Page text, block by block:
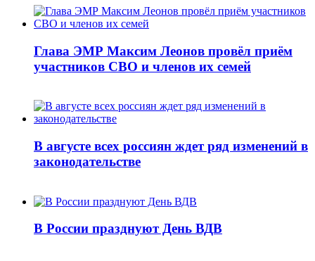
Глава ЭМР Максим Леонов провёл приём
участников СВО и членов их семей
В августе всех россиян ждет ряд изменений в
законодательстве
В России празднуют День ВДВ